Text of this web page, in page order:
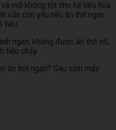
mỡ không tốt cho hệ tiêu hóa
vẫn còn yếu nếu ăn thịt ngan
tiêu.
ngan, không được ăn thịt vịt,
tiêu chảy
ăn thịt ngan? Sau sinh mấy